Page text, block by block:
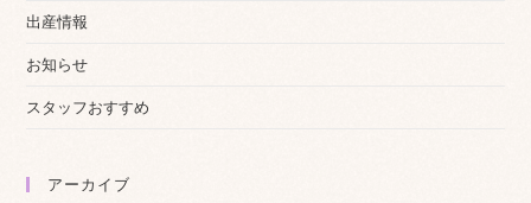
出産情報
お知らせ
スタッフおすすめ
アーカイブ